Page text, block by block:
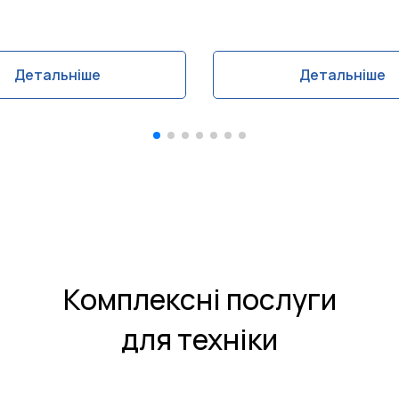
Детальніше Детальніше
Комплексні послуги
для техніки